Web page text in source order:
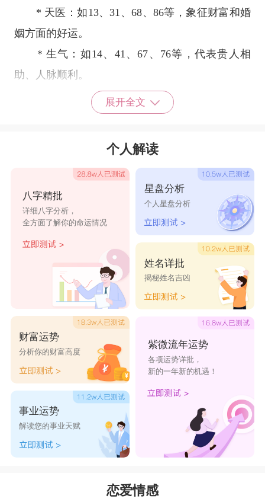
* 天医：如13、31、68、86等，象征财富和婚
姻方面的好运。
* 生气：如14、41、67、76等，代表贵人相
助、人脉顺利。
* 延年：如19、91、78、87等，预示事业发展
顺利，健康平稳。
* 绝命：如12、21、69、96等，提醒投资和个
人魅力方面要谨慎。
* 六煞：如16、61、47、74等，适合从事与情
商和服务相关的职业。
* 祸害：如17、71、89、98等，提醒注意口才
和健康问题。
* 五鬼：如18、81、79、97等，象征智慧和灵
展开全文
个人解读
八字精批
详细八字分析，
全方面了解你的命运情况
财富运势
分析你的财富高度
事业运势
解读您的事业天赋
星盘分析
个人星盘分析
姓名详批
揭秘姓名吉凶
紫微流年运势
各项运势详批，
新的一年新的机遇！
恋爱情感